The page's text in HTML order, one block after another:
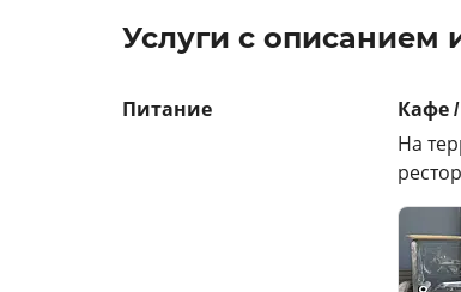
Услуги с описанием
Питание
Кафе
На